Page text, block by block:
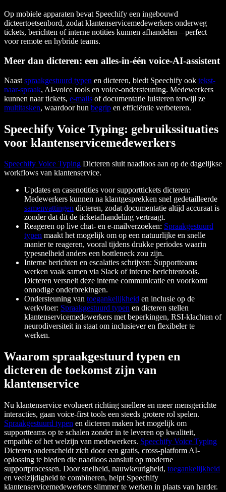
Op mobiele apparaten bevat Speechify een ingebouwd
dicteertoetsenbord, zodat klantenservicemedewerkers onderweg
tickets, berichten of interne notities kunnen afhandelen—perfect
voor remote en hybride teams.
Meer dan dicteren: een alles-in-één voice-AI-assistent
Naast spraakgestuurd typen en dicteren, biedt Speechify ook tekst-
naar-spraak, AI-voice tools en voice-ondersteuning. Medewerkers
kunnen naar tickets, e-mails of documentatie luisteren terwijl ze
multitasken, waardoor hun begrip en efficiëntie verbeteren.
Speechify Voice Typing: gebruikssituaties
voor klantenservicemedewerkers
Speechify Voice Typing Dicteren sluit naadloos aan op de dagelijkse
workflows van klantenservice.
Updates en casenotities voor supporttickets dicteren:
Medewerkers kunnen na klantgesprekken snel gedetailleerde
samenvattingen dicteren, zodat documentatie altijd accuraat is
zonder dat dit de ticketafhandeling vertraagt.
Reageren op live chat- en e-mailverzoeken: Spraakgestuurd
typen maakt het mogelijk om op een natuurlijke en snelle
manier te reageren, vooral tijdens drukke periodes waarin
typesnelheid anders een bottleneck zou zijn.
Interne berichten en escalaties schrijven: Supportteams
werken vaak samen via Slack of interne berichtentools.
Dicteren versnelt deze interne communicatie en voorkomt
onnodige onderbrekingen.
Ondersteuning van toegankelijkheid en inclusie op de
werkvloer: Spraakgestuurd typen en dicteren stellen
klantenservicemedewerkers met beperkingen, RSI-klachten of
neurodiversiteit in staat om inclusiever en flexibeler te
werken.
Waarom spraakgestuurd typen en
dicteren de toekomst zijn van
klantenservice
Nu klantenservice evolueert richting snellere en meer mensgerichte
interacties, gaan voice-first tools een steeds grotere rol spelen.
Spraakgestuurd typen en dicteren maken het mogelijk om
supportteams op te schalen zonder in te leveren op kwaliteit,
empathie of het welzijn van medewerkers. Speechify Voice Typing
Dicteren onderscheidt zich door een gratis, cross-platform AI-
oplossing te bieden die naadloos aansluit op moderne
supportprocessen. Door snelheid, nauwkeurigheid, toegankelijkheid
en veelzijdigheid te combineren, helpt Speechify
klantenservicemedewerkers slimmer te werken in plaats van harder.